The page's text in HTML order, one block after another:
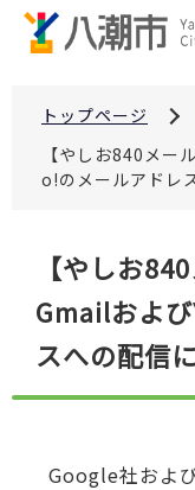
トップページ
【やしお840メー
o!のメールアドレ
ら
【やしお
Gmailおよ
スへの配信
Google社およ